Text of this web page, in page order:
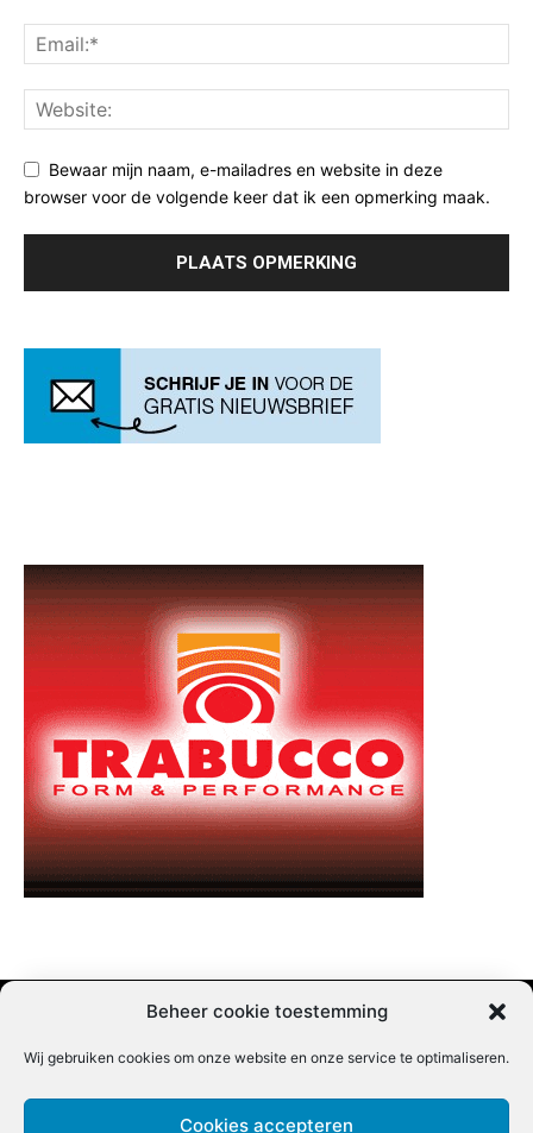
Beheer cookie toestemming
Wij gebruiken cookies om onze website en onze service te optimaliseren.
Cookies accepteren
Bewaar mijn naam, e-mailadres en website in deze
browser voor de volgende keer dat ik een opmerking maak.
Nieuwsbrief inschrijven | Partner content